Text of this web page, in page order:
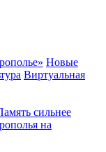
Новые
Виртуальная
сильнее
на